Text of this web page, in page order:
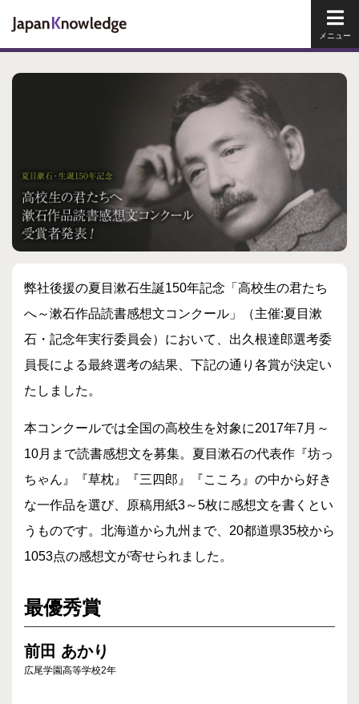
弊社後援の夏目漱石生誕150年記念「高校生の君たち
へ～漱石作品読書感想文コンクール」（主催:夏目漱
石・記念年実行委員会）において、出久根達郎選考委
員長による最終選考の結果、下記の通り各賞が決定い
たしました。
本コンクールでは全国の高校生を対象に2017年7月～
10月まで読書感想文を募集。夏目漱石の代表作『坊っ
ちゃん』『草枕』『三四郎』『こころ』の中から好き
な一作品を選び、原稿用紙3～5枚に感想文を書くとい
うものです。北海道から九州まで、20都道県35校から
1053点の感想文が寄せられました。
最優秀賞
前田 あかり
広尾学園高等学校2年